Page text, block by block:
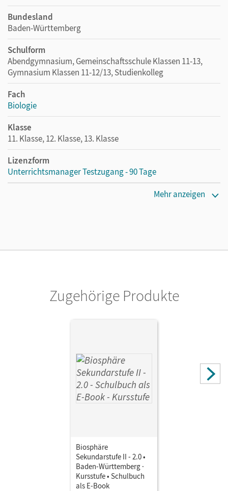
Bundesland
Baden-Württemberg
Schulform
Abendgymnasium, Gemeinschaftsschule Klassen 11-13,
Gymnasium Klassen 11-12/13, Studienkolleg
Fach
Biologie
Klasse
11. Klasse, 12. Klasse, 13. Klasse
Lizenzform
Unterrichtsmanager Testzugang - 90 Tage
Unterrichtsmanager 90 Tage lang zu testen.
Mehr anzeigen
Zugehörige Produkte
Biosphäre
Sekundarstufe II - 2.0 •
Baden-Württemberg ·
Kursstufe • Schulbuch
als E-Book